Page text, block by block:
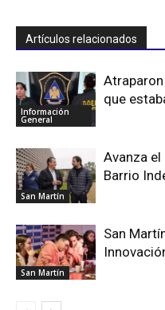
Artículos relacionados
Información
General
que
San Martín
Avanza
Barrio
San Martín
San